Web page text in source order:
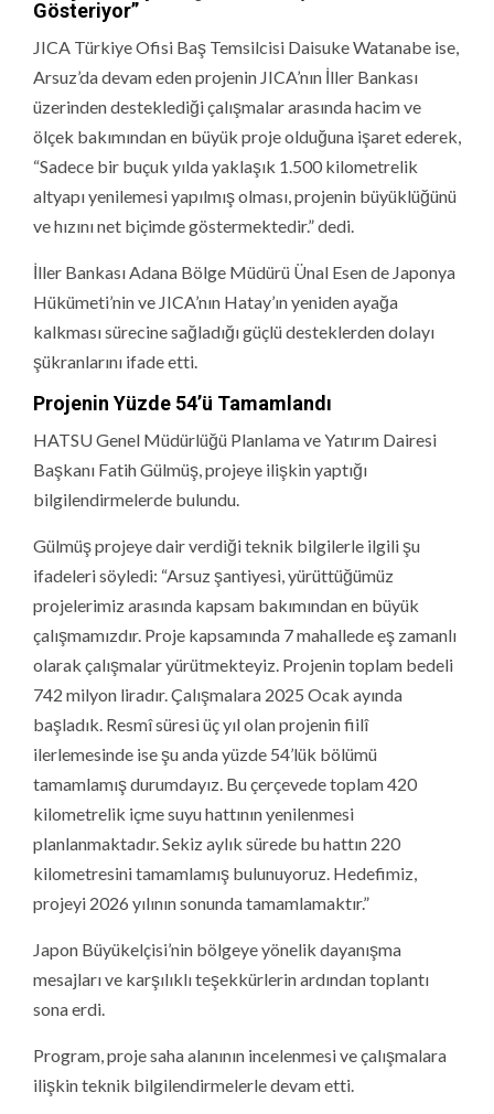
Gösteriyor”
JICA Türkiye Ofisi Baş Temsilcisi Daisuke Watanabe ise,
Arsuz’da devam eden projenin JICA’nın İller Bankası
üzerinden desteklediği çalışmalar arasında hacim ve
ölçek bakımından en büyük proje olduğuna işaret ederek,
“Sadece bir buçuk yılda yaklaşık 1.500 kilometrelik
altyapı yenilemesi yapılmış olması, projenin büyüklüğünü
ve hızını net biçimde göstermektedir.” dedi.
İller Bankası Adana Bölge Müdürü Ünal Esen de Japonya
Hükümeti’nin ve JICA’nın Hatay’ın yeniden ayağa
kalkması sürecine sağladığı güçlü desteklerden dolayı
şükranlarını ifade etti.
Projenin Yüzde 54’ü Tamamlandı
HATSU Genel Müdürlüğü Planlama ve Yatırım Dairesi
Başkanı Fatih Gülmüş, projeye ilişkin yaptığı
bilgilendirmelerde bulundu.
Gülmüş projeye dair verdiği teknik bilgilerle ilgili şu
ifadeleri söyledi: “Arsuz şantiyesi, yürüttüğümüz
projelerimiz arasında kapsam bakımından en büyük
çalışmamızdır. Proje kapsamında 7 mahallede eş zamanlı
olarak çalışmalar yürütmekteyiz. Projenin toplam bedeli
742 milyon liradır. Çalışmalara 2025 Ocak ayında
başladık. Resmî süresi üç yıl olan projenin fiilî
ilerlemesinde ise şu anda yüzde 54’lük bölümü
tamamlamış durumdayız. Bu çerçevede toplam 420
kilometrelik içme suyu hattının yenilenmesi
planlanmaktadır. Sekiz aylık sürede bu hattın 220
kilometresini tamamlamış bulunuyoruz. Hedefimiz,
projeyi 2026 yılının sonunda tamamlamaktır.”
Japon Büyükelçisi’nin bölgeye yönelik dayanışma
mesajları ve karşılıklı teşekkürlerin ardından toplantı
sona erdi.
Program, proje saha alanının incelenmesi ve çalışmalara
ilişkin teknik bilgilendirmelerle devam etti.